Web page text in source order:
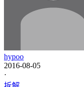
hypoo
2016-08-05
·